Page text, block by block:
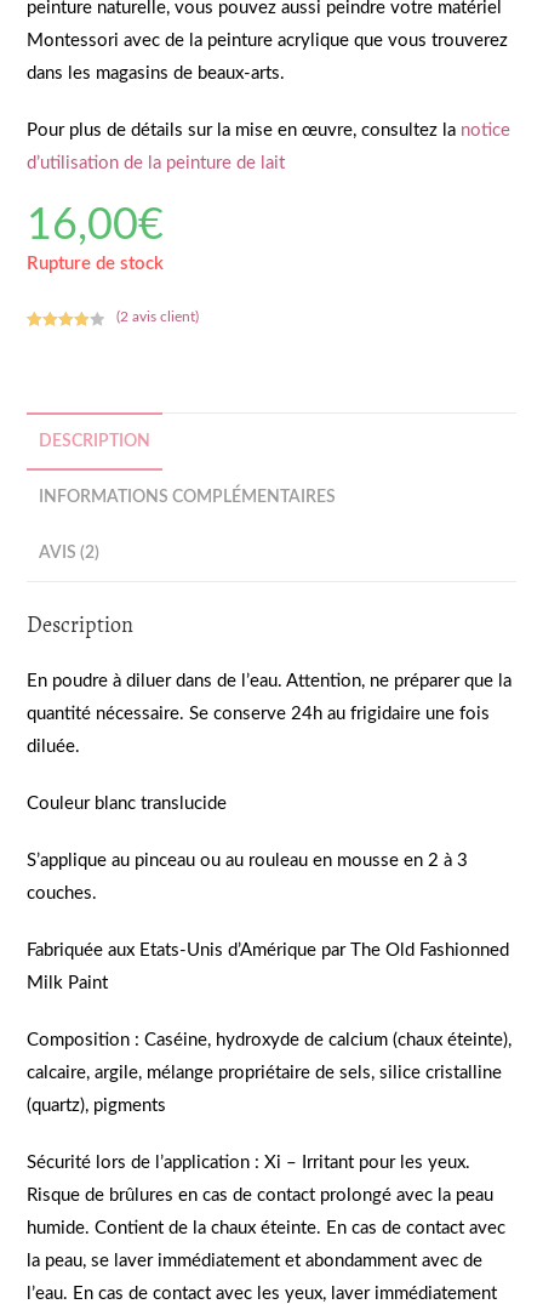
peinture naturelle, vous pouvez aussi peindre votre matériel
Montessori avec de la peinture acrylique que vous trouverez
dans les magasins de beaux-arts.
Pour plus de détails sur la mise en œuvre, consultez la notice
d’utilisation de la peinture de lait
16,00€
Rupture de stock
sur
notation
(2 avis client)
DESCRIPTION
INFORMATIONS COMPLÉMENTAIRES
AVIS (2)
Description
En poudre à diluer dans de l’eau. Attention, ne préparer que la
quantité nécessaire. Se conserve 24h au frigidaire une fois
diluée.
Couleur blanc translucide
S’applique au pinceau ou au rouleau en mousse en 2 à 3
couches.
Fabriquée aux Etats-Unis d’Amérique par The Old Fashionned
Milk Paint
Composition : Caséine, hydroxyde de calcium (chaux éteinte),
calcaire, argile, mélange propriétaire de sels, silice cristalline
(quartz), pigments
Sécurité lors de l’application : Xi – Irritant pour les yeux.
Risque de brûlures en cas de contact prolongé avec la peau
humide. Contient de la chaux éteinte. En cas de contact avec
la peau, se laver immédiatement et abondamment avec de
l’eau. En cas de contact avec les yeux, laver immédiatement